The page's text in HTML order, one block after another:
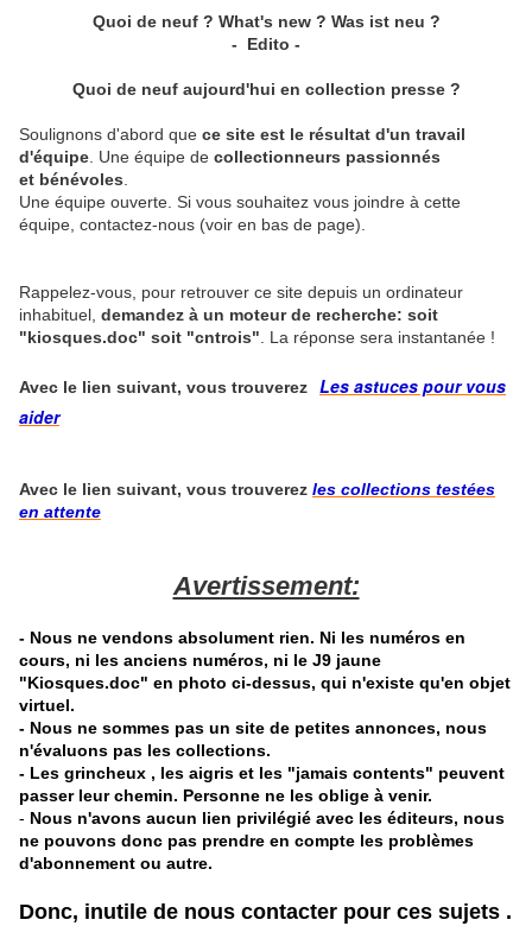
Quoi de neuf ? What's new ? Was ist neu ?
- Edito -
Quoi de neuf aujourd'hui en collection presse ?
Soulignons d'abord que ce site est le résultat d'un travail
d'équipe . Une équipe de collectionneurs passionnés
et bénévoles
Une équipe ouverte. Si vous souhaitez vous joindre à cette
équipe, contactez-nous (voir en bas de page).
Rappelez-vous, pour retrouver ce site depuis un ordinateur
inhabituel, demandez à un moteur de recherche: soit
"kiosques.doc" soit "cntrois" . La réponse sera instantanée !
Avec le lien suivant, vous trouverez
Les astuces pour vous
aider
Avec le lien suivant, vous trouverez les collections testées
en attente
Avertissement:
- Nous ne vendons absolument rien. Ni les numéros en
cours, ni les anciens numéros, ni le J9 jaune
"Kiosques.doc" en photo ci-dessus, qui n'existe qu'en objet
virtuel.
- Nous ne sommes pas un site de petites annonces, nous
n'évaluons pas les collections.
- Les grincheux , les aigris et les "jamais contents" peuvent
passer leur chemin. Personne ne les oblige à venir.
- Nous n'avons aucun lien privilégié avec les éditeurs, nous
ne pouvons donc pas prendre en compte les problèmes
d'abonnement ou autre.
Donc, inutile de nous contacter pour ces sujets .